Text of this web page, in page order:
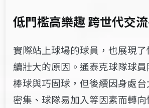
低門檻高樂趣 跨世代交
實際站上球場的球員，也展現
續壯大的原因。通泰克球隊球
棒球與巧固球，但後續因身處
密集、球隊易加入等因素而轉